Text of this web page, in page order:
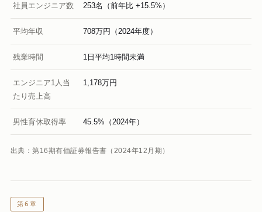
社員エンジニア数 253名（前年比 +15.5%）
平均年収 708万円（2024年度）
残業時間 1日平均1時間未満
エンジニア1人当
たり売上高
1,178万円
男性育休取得率 45.5%（2024年）
出典：第16期有価証券報告書（2024年12月期）
第6章